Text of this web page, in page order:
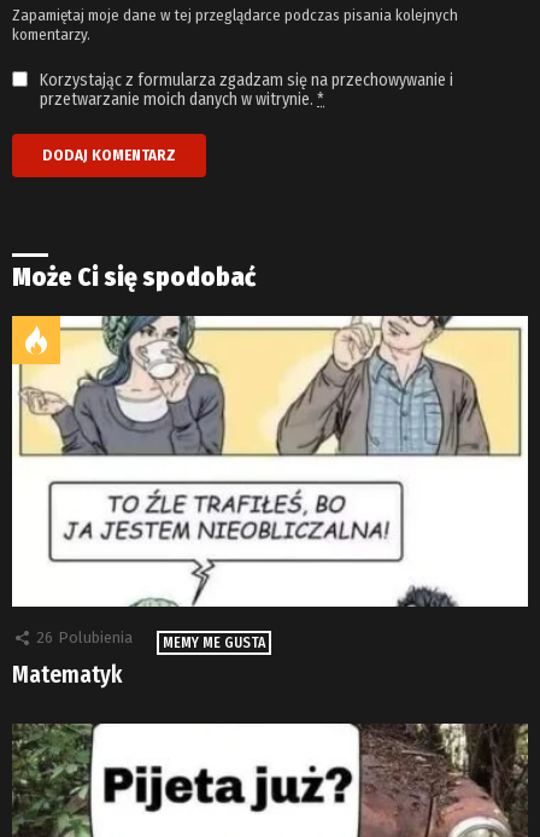
Zapamiętaj moje dane w tej przeglądarce podczas pisania kolejnych
komentarzy.
Korzystając z formularza zgadzam się na przechowywanie i
przetwarzanie moich danych w witrynie. *
Może Ci się spodobać
26 Polubienia MEMY ME GUSTA
Matematyk